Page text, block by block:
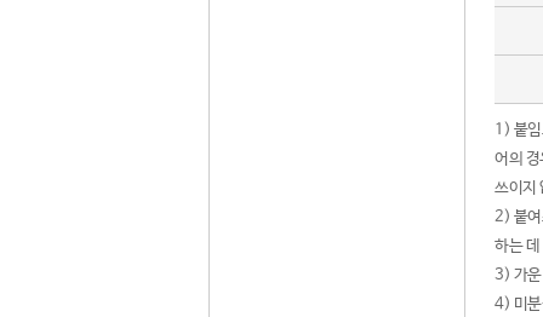
1) 붙
어의
쓰이지
2) 붙여
하는
3) 가운
4) 미분